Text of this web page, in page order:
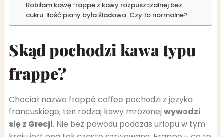
Robiłam kawę frappe z kawy rozpuszczalnej bez
cukru. Ilość piany była śladowa. Czy to normalne?
Skąd pochodzi kawa typu
frappe?
Chociaż nazwa frappé coffee pochodzi z języka
francuskiego, ten rodzaj kawy mrożonej wywodzi
się z Grecji. Nie bez powodu podczas urlopu w tym